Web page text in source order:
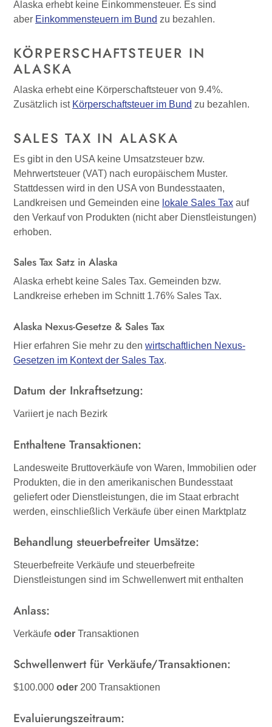
Alaska erhebt keine Einkommensteuer. Es sind
aber Einkommensteuern im Bund zu bezahlen.
KÖRPERSCHAFTSTEUER IN
ALASKA
Alaska erhebt eine Körperschaftsteuer von 9.4%.
Zusätzlich ist Körperschaftsteuer im Bund zu bezahlen.
SALES TAX IN ALASKA
Es gibt in den USA keine Umsatzsteuer bzw.
Mehrwertsteuer (VAT) nach europäischem Muster.
Stattdessen wird in den USA von Bundesstaaten,
Landkreisen und Gemeinden eine lokale Sales Tax auf
den Verkauf von Produkten (nicht aber Dienstleistungen)
erhoben.
Sales Tax Satz in Alaska
Alaska erhebt keine Sales Tax. Gemeinden bzw.
Landkreise erheben im Schnitt 1.76% Sales Tax.
Alaska Nexus-Gesetze & Sales Tax
Hier erfahren Sie mehr zu den wirtschaftlichen Nexus-
Gesetzen im Kontext der Sales Tax.
Datum der Inkraftsetzung:
Variiert je nach Bezirk
Enthaltene Transaktionen:
Landesweite Bruttoverkäufe von Waren, Immobilien oder
Produkten, die in den amerikanischen Bundesstaat
geliefert oder Dienstleistungen, die im Staat erbracht
werden, einschließlich Verkäufe über einen Marktplatz
Behandlung steuerbefreiter Umsätze:
Steuerbefreite Verkäufe und steuerbefreite
Dienstleistungen sind im Schwellenwert mit enthalten
Anlass:
Verkäufe oder Transaktionen
Schwellenwert für Verkäufe/Transaktionen:
$100.000 oder 200 Transaktionen
Evaluierungszeitraum: